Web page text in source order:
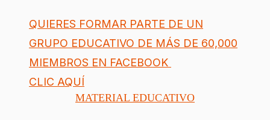
QUIERES FORMAR PARTE DE UN
GRUPO EDUCATIVO DE MÁS DE 60,000
MIEMBROS EN FACEBOOK
CLIC AQUÍ
MATERIAL EDUCATIVO